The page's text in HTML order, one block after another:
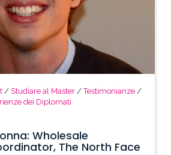
/ Studiare al Master /Testimonianze /
dei Diplomati
Wholesale
The North Face